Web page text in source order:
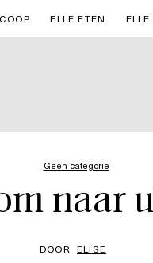
ELLE ETEN
Geen categorie
naar
DOOR ELISE